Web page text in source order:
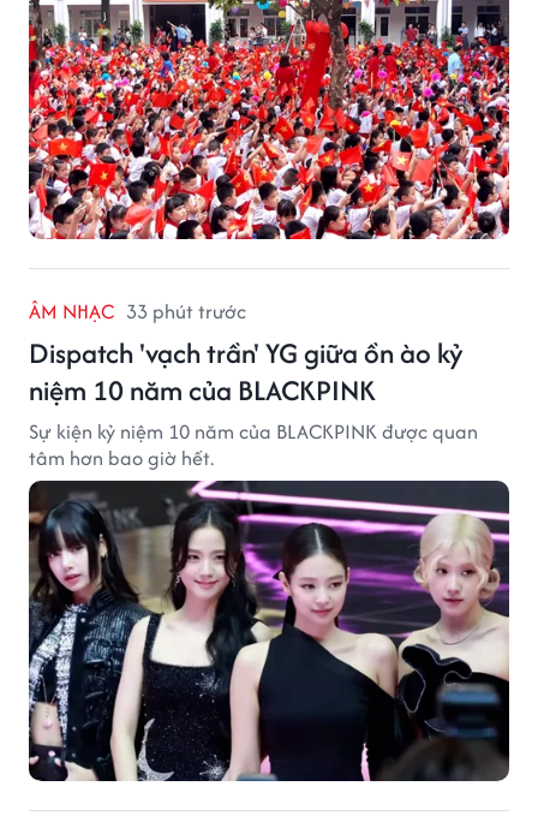
ÂM NHẠC 33 phút trước
Dispatch 'vạch trần' YG giữa ồn ào kỷ
niệm 10 năm của BLACKPINK
Sự kiện kỷ niệm 10 năm của BLACKPINK được quan
tâm hơn bao giờ hết.